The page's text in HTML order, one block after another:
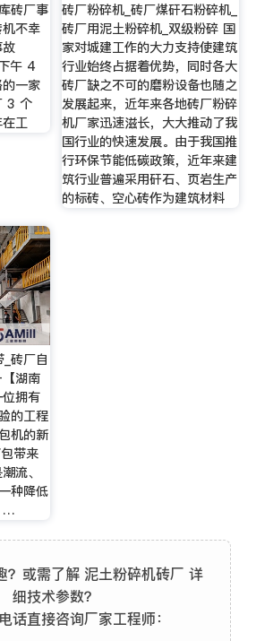
砖厂事
不幸
午 4
一家
3 个
工
砖厂粉碎机_砖厂煤矸石粉碎机_
砖厂用泥土粉碎机_双级粉碎 国
家对城建工作的大力支持使建筑
行业始终占据着优势，同时各大
砖厂缺之不可的磨粉设备也随之
发展起来，近年来各地砖厂粉碎
机厂家迅速滋长，大大推动了我
国行业的快速发展。由于我国推
行环保节能低碳政策，近年来建
筑行业普遍采用矸石、页岩生产
的标砖、空心砖作为建筑材料
砖厂自
湖南
拥有
的工程
机的新
带来
流、
种降低
…
？或需了解 泥土粉碎机砖厂 详
细技术参数？
话直接咨询厂家工程师：